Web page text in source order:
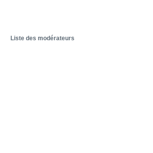
Liste des modérateurs